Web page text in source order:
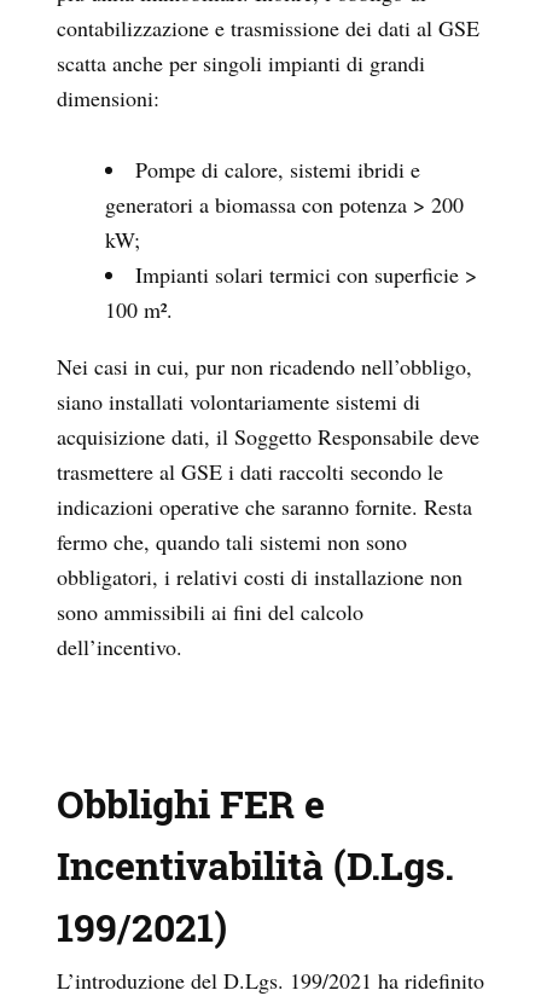
contabilizzazione e trasmissione dei dati al GSE
scatta anche per singoli impianti di grandi
dimensioni:
Pompe di calore, sistemi ibridi e
generatori a biomassa con potenza > 200
kW;
Impianti solari termici con superficie >
100 m².
Nei casi in cui, pur non ricadendo nell’obbligo,
siano installati volontariamente sistemi di
acquisizione dati, il Soggetto Responsabile deve
trasmettere al GSE i dati raccolti secondo le
indicazioni operative che saranno fornite. Resta
fermo che, quando tali sistemi non sono
obbligatori, i relativi costi di installazione non
sono ammissibili ai fini del calcolo
dell’incentivo.
Obblighi FER e
Incentivabilità (D.Lgs.
199/2021)
L’introduzione del D.Lgs. 199/2021 ha ridefinito